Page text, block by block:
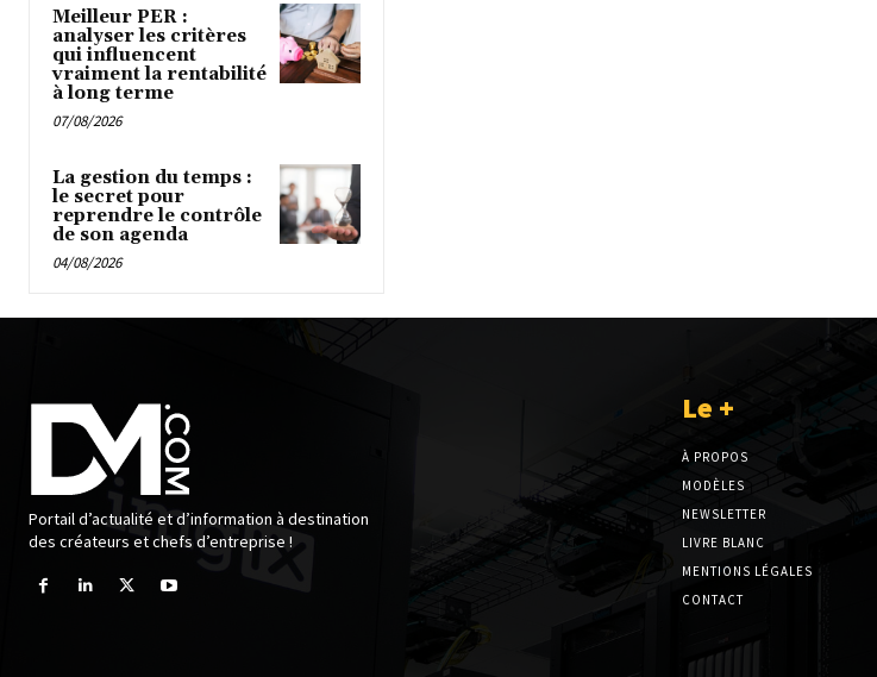
Meilleur PER :
analyser les critères
qui influencent
vraiment la rentabilité
à long terme
07/08/2026
La gestion du temps :
le secret pour
reprendre le contrôle
de son agenda
04/08/2026
Portail d’actualité et d’information à destination
des créateurs et chefs d’entreprise !
Le +
À PROPOS
MODÈLES
NEWSLETTER
LIVRE BLANC
MENTIONS LÉGALES
CONTACT